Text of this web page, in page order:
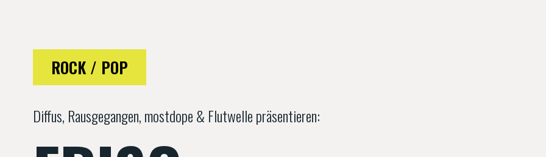
ROCK / POP
Diffus, Rausgegangen, mostdope & Flutwelle präsentieren: